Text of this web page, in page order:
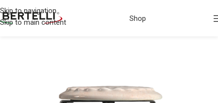
Skip to navigation
Skip to main content
Shop